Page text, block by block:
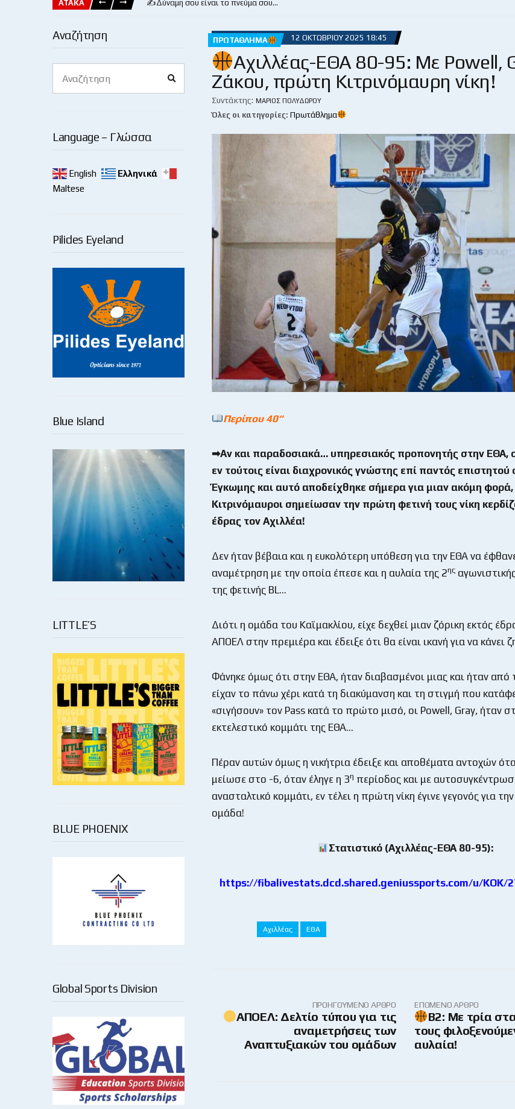
ΑΤΑΚΑ ✍️Δύναμη σου είναι το πνεύμα σου…
Αναζήτηση
for:
Language – Γλώσσα
English
Ελληνικά
Maltese
Pilides Eyeland
Blue Island
LITTLE’S
BLUE PHOENIX
Global Sports Division
ΠΡΩΤΆΘΛΗΜΑ 12 ΟΚΤΩΒΡΊΟΥ 2025 18:45
Αχιλλέας-ΕΘΑ 80-95: Με Powell,
Ζάκου, πρώτη Κιτρινόμαυρη νίκη!
Συντάκτης: ΜΆΡΙΟΣ ΠΟΛΥΔΏΡΟΥ
Όλες οι κατηγορίες: Πρωτάθλημα
Περίπου 40“
➡Αν και παραδοσιακά… υπηρεσιακός προπονητής στην ΕΘΑ,
εν τούτοις είναι διαχρονικός γνώστης επί παντός
Έγκωμης και αυτό αποδείχθηκε σήμερα για μιαν ακόμη
Κιτρινόμαυροι σημείωσαν την πρώτη φετινή τους νίκη
έδρας τον Αχιλλέα!
Δεν ήταν βέβαια και η ευκολότερη υπόθεση για την ΕΘΑ να
αναμέτρηση με την οποία έπεσε και η αυλαία της 2ης
της φετινής BL…
Διότι η ομάδα του Καϊμακλίου, είχε δεχθεί μιαν ζόρικη εκτός
ΑΠΟΕΛ στην πρεμιέρα και έδειξε ότι θα είναι ικανή για να κάνει
Φάνηκε όμως ότι στην ΕΘΑ, ήταν διαβασμένοι μιας και ήταν από
είχαν το πάνω χέρι κατά τη διακύμανση και τη στιγμή που
«σιγήσουν» τον Pass κατά το πρώτο μισό, οι Powell, Gray, ήταν
εκτελεστικό κομμάτι της ΕΘΑ…
Πέραν αυτών όμως η νικήτρια έδειξε και αποθέματα αντοχών
μείωσε στο -6, όταν έληγε η 3η περίοδος και με
ανασταλτικό κομμάτι, εν τέλει η πρώτη νίκη έγινε γεγονός για
ομάδα!
Στατιστικό (Αχιλλέας-ΕΘΑ 80-95):
https://fibalivestats.dcd.shared.geniussports.com/u/KOK/
Αχιλλέας ΕΘΑ
ΠΡΟΗΓΟΎΜΕΝΟ ΆΡΘΡΟ
ΑΠΟΕΛ: Δελτίο τύπου για τις
αναμετρήσεις των
Αναπτυξιακών του ομάδων
ΕΠΌΜΕΝΟ ΆΡΘΡΟ
Β2: Με τρία
τους
αυλαία!